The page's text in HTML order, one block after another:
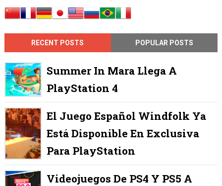
RECENT POSTS POPULAR POSTS
Summer In Mara Llega A
PlayStation 4
El Juego Español Windfolk Ya
Está Disponible En Exclusiva
Para PlayStation
Videojuegos De PS4 Y PS5 A